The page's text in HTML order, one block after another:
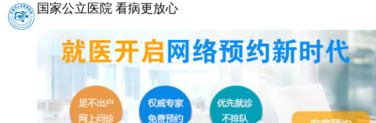
国家公立医院 看病更放心